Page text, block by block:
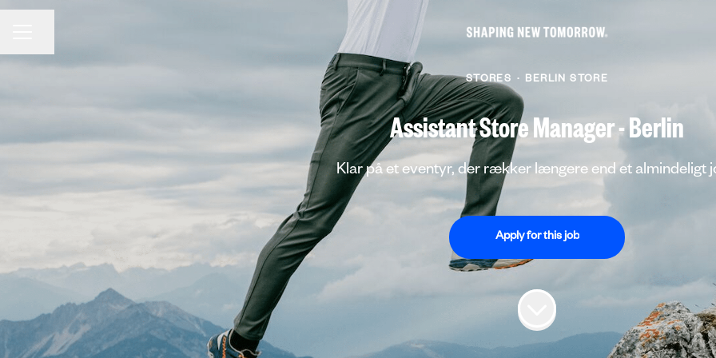
STORES · BERLIN STORE
Assistant Store Manager - Berlin
Klar på et eventyr, der rækker længere end et almindeligt
Apply for this job